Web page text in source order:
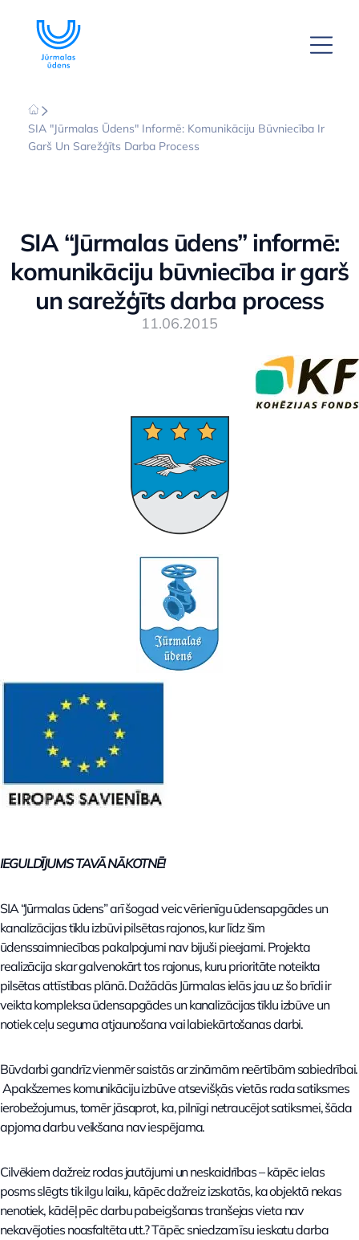
SIA "Jūrmalas Ūdens" Informē: Komunikāciju Būvniecība Ir
Garš Un Sarežģīts Darba Process
SIA “Jūrmalas ūdens” informē:
komunikāciju būvniecība ir garš
un sarežģīts darba process
11.06.2015
IEGULDĪJUMS TAVĀ NĀKOTNĒ!
SIA “Jūrmalas ūdens” arī šogad veic vērienīgu ūdensapgādes un
kanalizācijas tīklu izbūvi pilsētas rajonos, kur līdz šim
ūdenssaimniecības pakalpojumi nav bijuši pieejami. Projekta
realizācija skar galvenokārt tos rajonus, kuru prioritāte noteikta
pilsētas attīstības plānā. Dažādās Jūrmalas ielās jau uz šo brīdi ir
veikta kompleksa ūdensapgādes un kanalizācijas tīklu izbūve un
notiek ceļu seguma atjaunošana vai labiekārtošanas darbi.
Būvdarbi gandrīz vienmēr saistās ar zināmām neērtībām sabiedrībai.
Apakšzemes komunikāciju izbūve atsevišķās vietās rada satiksmes
ierobežojumus, tomēr jāsaprot, ka, pilnīgi netraucējot satiksmei, šāda
apjoma darbu veikšana nav iespējama.
Cilvēkiem dažreiz rodas jautājumi un neskaidrības – kāpēc ielas
posms slēgts tik ilgu laiku, kāpēc dažreiz izskatās, ka objektā nekas
nenotiek, kādēļ pēc darbu pabeigšanas tranšejas vieta nav
nekavējoties noasfaltēta utt.? Tāpēc sniedzam īsu ieskatu darba